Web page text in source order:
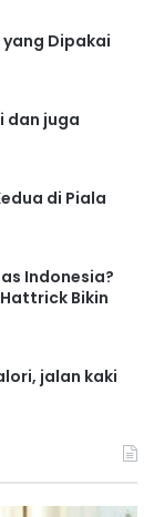
Dipakai
dan juga
di Piala
Indonesia?
Bikin
jalan kaki